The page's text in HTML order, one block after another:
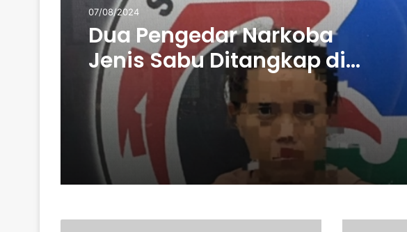
07/08/2024
Dua Pengedar Narkoba
Jenis Sabu Ditangkap di
Tebo Tengah: Polres Tebo
Amankan 15 Paket Sabu